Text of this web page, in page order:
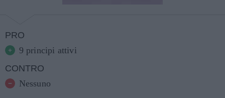
PRO
9 principi attivi
CONTRO
Nessuno